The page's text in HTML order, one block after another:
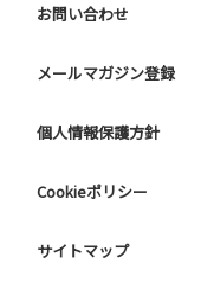
お問い合わせ
メールマガジン登録
個人情報保護方針
Cookieポリシー
サイトマップ